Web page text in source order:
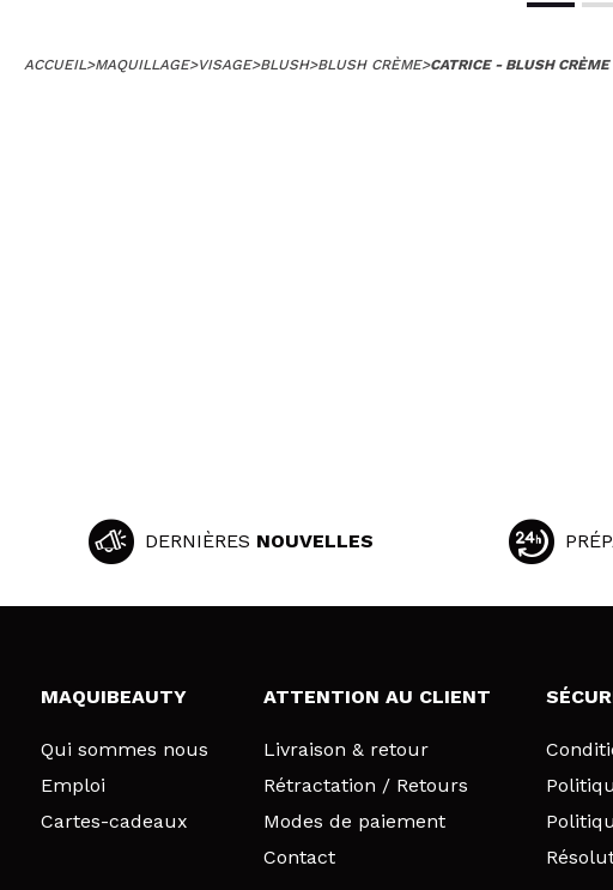
ACCUEIL >MAQUILLAGE>VISAGE>BLUSH>BLUSH CRÈME>CATRICE - BLUSH
DERNIÈRES NOUVELLES
MAQUIBEAUTY
Qui sommes nous
Emploi
Cartes-cadeaux
ATTENTION AU CLIENT
Livraison & retour
Rétractation / Retours
Modes de paiement
Contact